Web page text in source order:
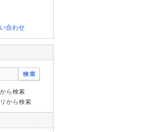
合わせ
ら検索
から検索